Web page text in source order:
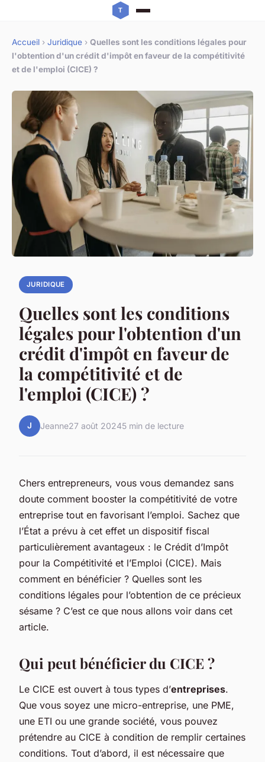
Accueil › Juridique › Quelles sont les conditions légales pour
l'obtention d'un crédit d'impôt en faveur de la compétitivité
et de l'emploi (CICE) ?
JURIDIQUE
Quelles sont les conditions
légales pour l'obtention d'un
crédit d'impôt en faveur de
la compétitivité et de
l'emploi (CICE) ?
J Jeanne27 août 20245 min de lecture
Chers entrepreneurs, vous vous demandez sans
doute comment booster la compétitivité de votre
entreprise tout en favorisant l’emploi. Sachez que
l’État a prévu à cet effet un dispositif fiscal
particulièrement avantageux : le Crédit d’Impôt
pour la Compétitivité et l’Emploi (CICE). Mais
comment en bénéficier ? Quelles sont les
conditions légales pour l’obtention de ce précieux
sésame ? C’est ce que nous allons voir dans cet
article.
Qui peut bénéficier du CICE ?
Le CICE est ouvert à tous types d’entreprises.
Que vous soyez une micro-entreprise, une PME,
une ETI ou une grande société, vous pouvez
prétendre au CICE à condition de remplir certaines
conditions. Tout d’abord, il est nécessaire que